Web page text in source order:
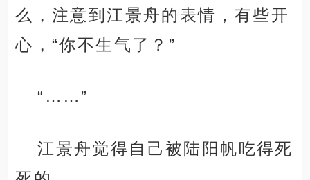
么，注意到江景舟的表情，有些开
心，“你不生气了？”
“……”
江景舟觉得自己被陆阳帆吃得死